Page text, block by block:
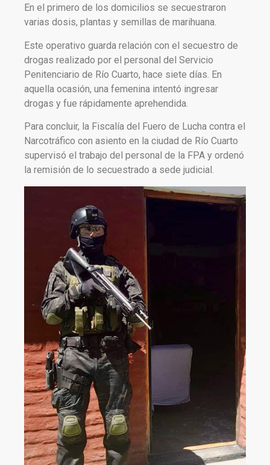
En el primero de los domicilios se secuestraron
varias dosis, plantas y semillas de marihuana.
Este operativo guarda relación con el secuestro de
drogas realizado por el personal del Servicio
Penitenciario de Río Cuarto, hace siete días. En
aquella ocasión, una femenina intentó ingresar
drogas y fue rápidamente aprehendida.
Para concluir, la Fiscalía del Fuero de Lucha contra el
Narcotráfico con asiento en la ciudad de Río Cuarto
supervisó el trabajo del personal de la FPA y ordenó
la remisión de lo secuestrado a sede judicial.